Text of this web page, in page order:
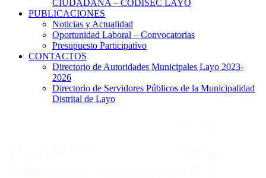
CIUDADANA – CODISEC LAYO
PUBLICACIONES
Noticias y Actualidad
Oportunidad Laboral – Convocatorias
Presupuesto Participativo
CONTACTOS
Directorio de Autoridades Municipales Layo 2023-
2026
Directorio de Servidores Públicos de la Municipalidad
Distrital de Layo